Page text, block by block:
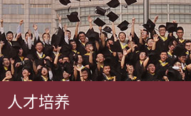
人才培养